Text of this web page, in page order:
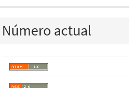
Número actual